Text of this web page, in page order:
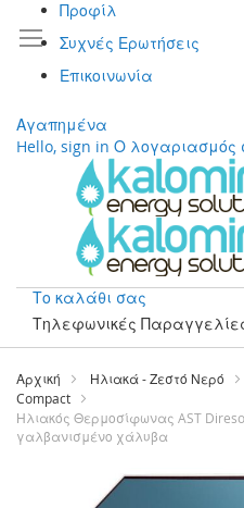
Προφίλ
Συχνές Ερωτήσεις
Επικοινωνία
Αγαπημένα
Hello, sign in Ο λογαριασμός
Το καλάθι σας
Τηλεφωνικές
Μετάβαση
περιεχόμενο
Αρχική Ηλιακά - Ζεστό Νερό
Compact
Ηλιακός Θερμοσίφωνας AST
γαλβανισμένο χάλυβα